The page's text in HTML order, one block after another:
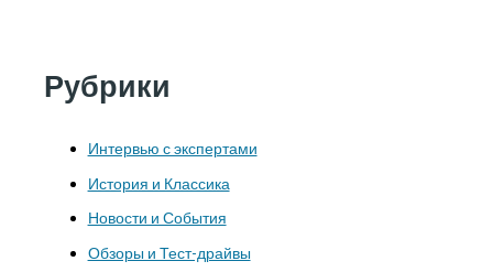
Рубрики
Интервью с экспертами
История и Классика
Новости и События
Обзоры и Тест-драйвы